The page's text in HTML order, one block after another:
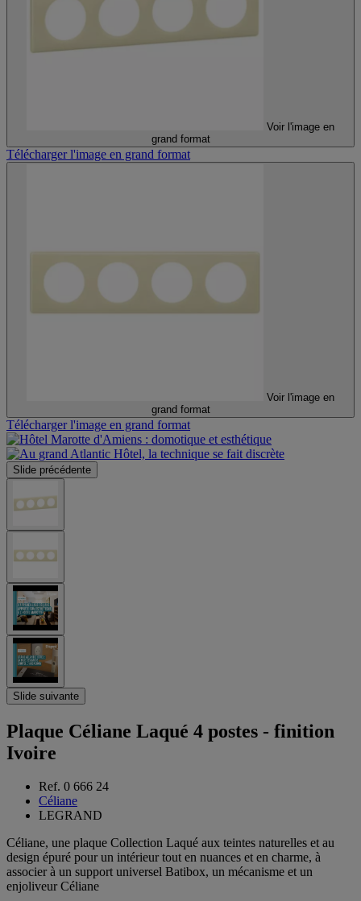
Voir l'image en
grand format
Télécharger l'image en grand format
Voir l'image en
grand format
Télécharger l'image en grand format
Slide précédente
Slide suivante
Plaque Céliane Laqué 4 postes - finition
Ivoire
Ref. 0 666 24
Céliane
LEGRAND
Céliane, une plaque Collection Laqué aux teintes naturelles et au
design épuré pour un intérieur tout en nuances et en charme, à
associer à un support universel Batibox, un mécanisme et un
enjoliveur Céliane